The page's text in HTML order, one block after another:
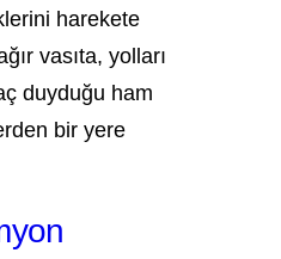
harekete
vasıta, yolları
duyduğu ham
bir yere